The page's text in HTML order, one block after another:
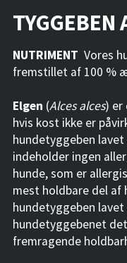
TYGGEBEN
NUTRIMENT Vores
fremstillet af 100 %
Elgen (Alces alces) er
hvis kost ikke er
hundetyggeben
indeholder ingen
hunde, som er
mest holdbare del af
hundetyggeben
hundetyggebenet
fremragende